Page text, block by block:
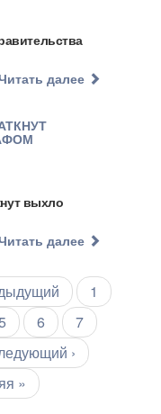
далее
выхло
далее
Страница
1
Страница
6 Страница
7
›
»